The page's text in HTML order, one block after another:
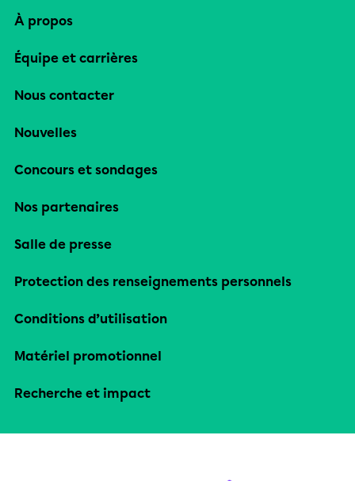
À propos
Équipe et carrières
Nous contacter
Nouvelles
Concours et sondages
Nos partenaires
Salle de presse
Protection des renseignements personnels
Conditions d’utilisation
Matériel promotionnel
Recherche et impact